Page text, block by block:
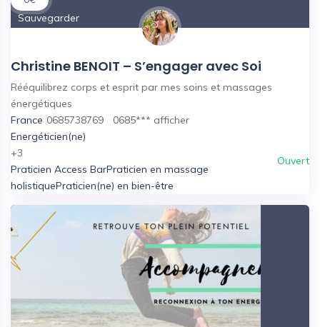
Sauvegarder
Christine BENOIT – S’engager avec Soi
Rééquilibrez corps et esprit par mes soins et massages
énergétiques
France 0685738769 0685*** afficher
Energéticien(ne)
+3
Praticien Access BarPraticien en massage
holistiquePraticien(ne) en bien-être
Ouvert